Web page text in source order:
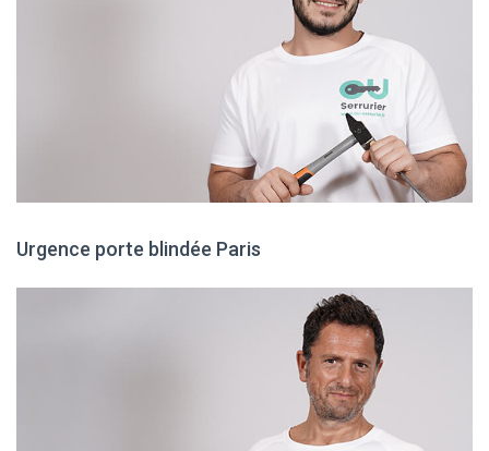
Urgence porte blindée Paris